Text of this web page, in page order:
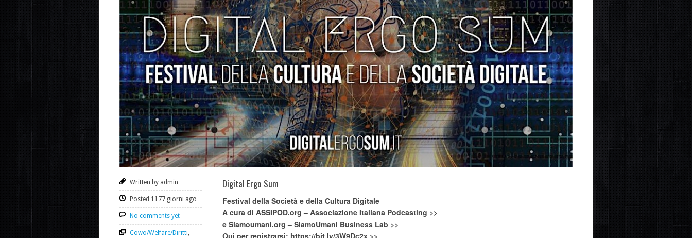
Written by admin
Posted 1177 giorni ago
No comments yet
Cowo/Welfare/Diritti,
Digital Ergo Sum
Festival della Società e della Cultura Digitale
A cura di ASSIPOD.org – Associazione Italiana Podcasting >>
e Siamoumani.org – SiamoUmani Business Lab >>
Qui per registrarsi: https://bit.ly/3W9Dc2x >>